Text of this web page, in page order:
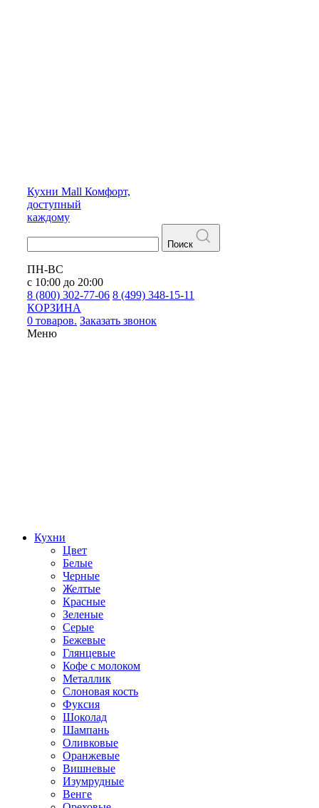
Кухни Mall Комфорт,
доступный
каждому
Поиск
ПН-ВС
с 10:00 до 20:00
8 (800) 302-77-06 8 (499) 348-15-11
КОРЗИНА
0 товаров. Заказать звонок
Меню
Кухни
Цвет
Белые
Черные
Желтые
Красные
Зеленые
Серые
Бежевые
Глянцевые
Кофе с молоком
Металлик
Слоновая кость
Фуксия
Шоколад
Шампань
Оливковые
Оранжевые
Вишневые
Изумрудные
Венге